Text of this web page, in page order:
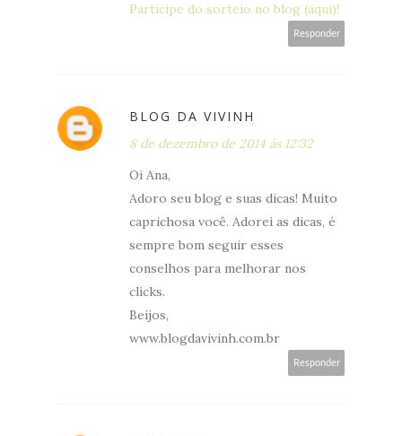
Participe do sorteio no blog (aqui)!
Responder
BLOG DA VIVINH
8 de dezembro de 2014 às 12:32
Oi Ana,
Adoro seu blog e suas dicas! Muito
caprichosa você. Adorei as dicas, é
sempre bom seguir esses
conselhos para melhorar nos
clicks.
Beijos,
www.blogdavivinh.com.br
Responder